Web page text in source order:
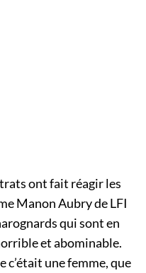
ont fait réagir les
Manon Aubry de LFI
qui sont en
et abominable.
c’était une femme, que